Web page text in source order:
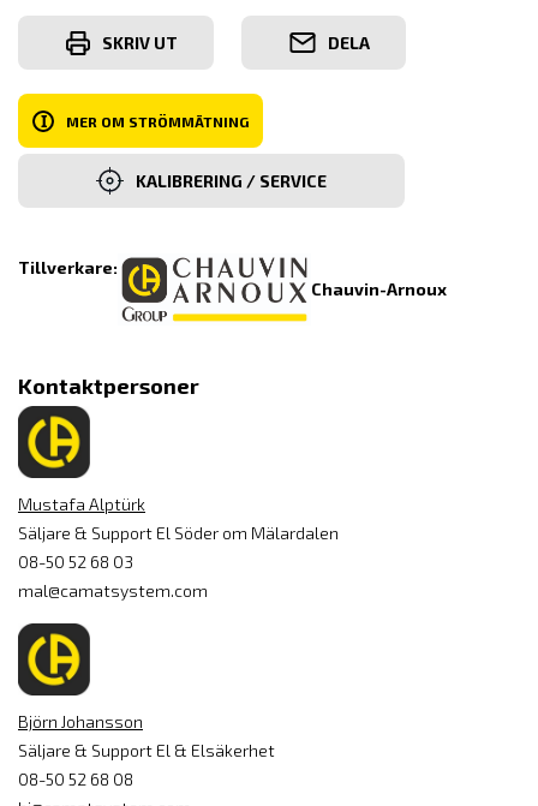
SKRIV UT DELA
I MER OM STRÖMMÄTNING
KALIBRERING / SERVICE
Tillverkare:
Chauvin-Arnoux
Kontaktpersoner
Mustafa Alptürk
Säljare & Support El Söder om Mälardalen
08-50 52 68 03
mal@camatsystem.com
Björn Johansson
Säljare & Support El & Elsäkerhet
08-50 52 68 08